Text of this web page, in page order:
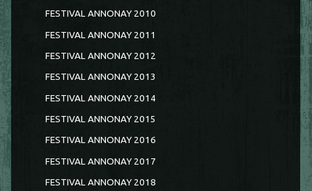
FESTIVAL ANNONAY 2010
FESTIVAL ANNONAY 2011
FESTIVAL ANNONAY 2012
FESTIVAL ANNONAY 2013
FESTIVAL ANNONAY 2014
FESTIVAL ANNONAY 2015
FESTIVAL ANNONAY 2016
FESTIVAL ANNONAY 2017
FESTIVAL ANNONAY 2018